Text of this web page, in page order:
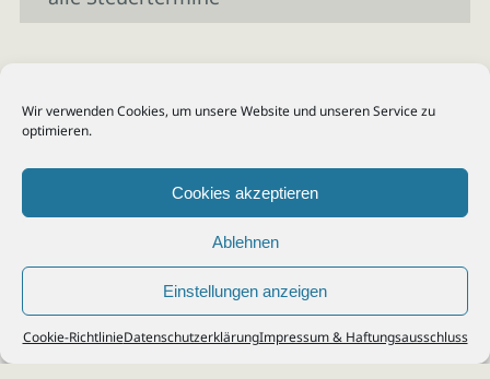
Wir verwenden Cookies, um unsere Website und unseren Service zu
optimieren.
Cookies akzeptieren
Ablehnen
Einstellungen anzeigen
Cookie-RichtlinieDatenschutzerklärungImpressum & Haftungsausschluss
© 2026Steuerberater Kempf, Köln - Steuerberatung Poll, Porz, Deutz, Mülheim,